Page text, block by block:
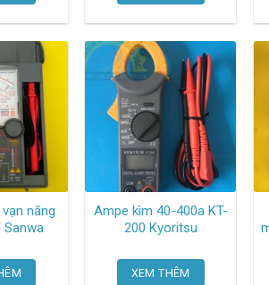
năng
Sanwa
Ampe kìm 40-400a KT-
200 Kyoritsu
XEM THÊM